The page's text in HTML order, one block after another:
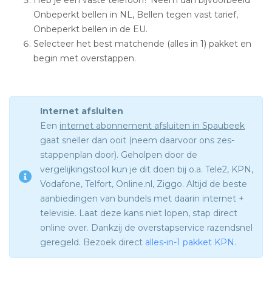
Onbeperkt bellen in NL, Bellen tegen vast tarief,
Onbeperkt bellen in de EU.
Selecteer het best matchende (alles in 1) pakket en
begin met overstappen.
Internet afsluiten
Een internet abonnement afsluiten in Spaubeek
gaat sneller dan ooit (neem daarvoor ons zes-
stappenplan door). Geholpen door de
vergelijkingstool kun je dit doen bij o.a. Tele2, KPN,
Vodafone, Telfort, Online.nl, Ziggo. Altijd de beste
aanbiedingen van bundels met daarin internet +
televisie. Laat deze kans niet lopen, stap direct
online over. Dankzij de overstapservice razendsnel
geregeld. Bezoek direct alles-in-1 pakket KPN .